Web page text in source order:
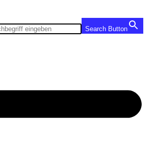
Search Button